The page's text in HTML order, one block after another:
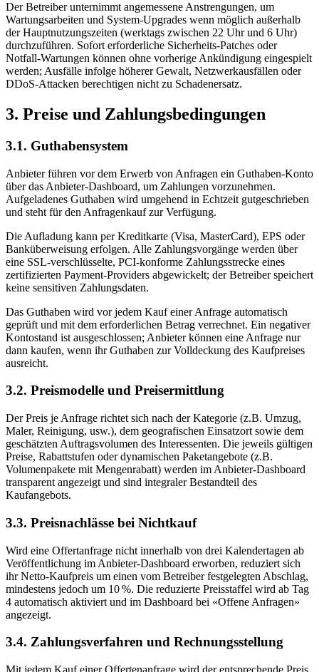
Der Betreiber unternimmt angemessene Anstrengungen, um
Wartungsarbeiten und System-Upgrades wenn möglich außerhalb
der Hauptnutzungszeiten (werktags zwischen 22 Uhr und 6 Uhr)
durchzuführen. Sofort erforderliche Sicherheits-Patches oder
Notfall-Wartungen können ohne vorherige Ankündigung eingespielt
werden; Ausfälle infolge höherer Gewalt, Netzwerkausfällen oder
DDoS-Attacken berechtigen nicht zu Schadenersatz.
3. Preise und Zahlungsbedingungen
3.1. Guthabensystem
Anbieter führen vor dem Erwerb von Anfragen ein Guthaben-Konto
über das Anbieter-Dashboard, um Zahlungen vorzunehmen.
Aufgeladenes Guthaben wird umgehend in Echtzeit gutgeschrieben
und steht für den Anfragenkauf zur Verfügung.
Die Aufladung kann per Kreditkarte (Visa, MasterCard), EPS oder
Banküberweisung erfolgen. Alle Zahlungsvorgänge werden über
eine SSL-verschlüsselte, PCI-konforme Zahlungsstrecke eines
zertifizierten Payment-Providers abgewickelt; der Betreiber speichert
keine sensitiven Zahlungsdaten.
Das Guthaben wird vor jedem Kauf einer Anfrage automatisch
geprüft und mit dem erforderlichen Betrag verrechnet. Ein negativer
Kontostand ist ausgeschlossen; Anbieter können eine Anfrage nur
dann kaufen, wenn ihr Guthaben zur Volldeckung des Kaufpreises
ausreicht.
3.2. Preismodelle und Preisermittlung
Der Preis je Anfrage richtet sich nach der Kategorie (z.B. Umzug,
Maler, Reinigung, usw.), dem geografischen Einsatzort sowie dem
geschätzten Auftragsvolumen des Interessenten. Die jeweils gültigen
Preise, Rabattstufen oder dynamischen Paketangebote (z.B.
Volumenpakete mit Mengenrabatt) werden im Anbieter-Dashboard
transparent angezeigt und sind integraler Bestandteil des
Kaufangebots.
3.3. Preisnachlässe bei Nichtkauf
Wird eine Offertanfrage nicht innerhalb von drei Kalendertagen ab
Veröffentlichung im Anbieter-Dashboard erworben, reduziert sich
ihr Netto-Kaufpreis um einen vom Betreiber festgelegten Abschlag,
mindestens jedoch um 10 %. Die reduzierte Preisstaffel wird ab Tag
4 automatisch aktiviert und im Dashboard bei «Offene Anfragen»
angezeigt.
3.4. Zahlungsverfahren und Rechnungsstellung
Mit jedem Kauf einer Offertenanfrage wird der entsprechende Preis